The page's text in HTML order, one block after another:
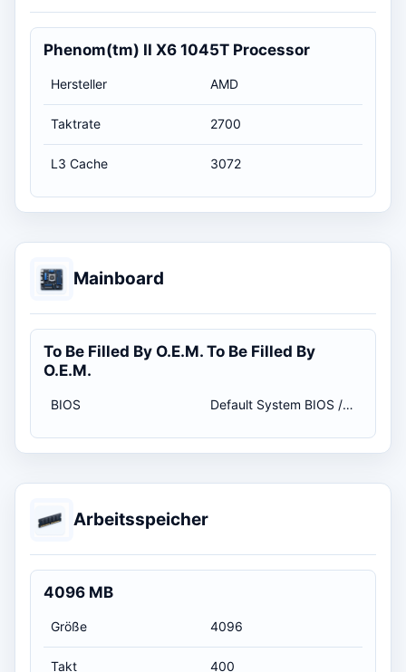
Phenom(tm) II X6 1045T Processor
Hersteller AMD
Taktrate 2700
L3 Cache 3072
Mainboard
To Be Filled By O.E.M. To Be Filled By
O.E.M.
BIOS Default System BIOS / 19.09.2011 02:00:00
Arbeitsspeicher
4096 MB
Größe 4096
Takt 400